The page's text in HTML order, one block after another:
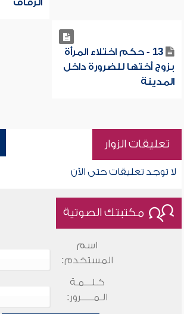
الزفاف
13 - حكم اختلاء المرأة
بزوج أختها للضرورة داخل
المدينة
تعليقات الزوار
لا توجد تعليقات حتى الآن
مكتبتك الصوتية
اسم
المستخدم:
كـلـــمـة
الـمـــــرور: